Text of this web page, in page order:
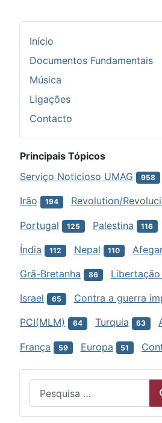
Início
Documentos Fundamentais
Música
Ligações
Contacto
Principais Tópicos
Serviço Noticioso UMAG
958
Irão 194 Revolution/
Portugal 125 Palestina 116
Índia 112 Nepal 110
Grã-Bretanha 86
Israel 65 Contra a guerra
PCI(MLM) 64 Turquia 63
França 59 Europa 51